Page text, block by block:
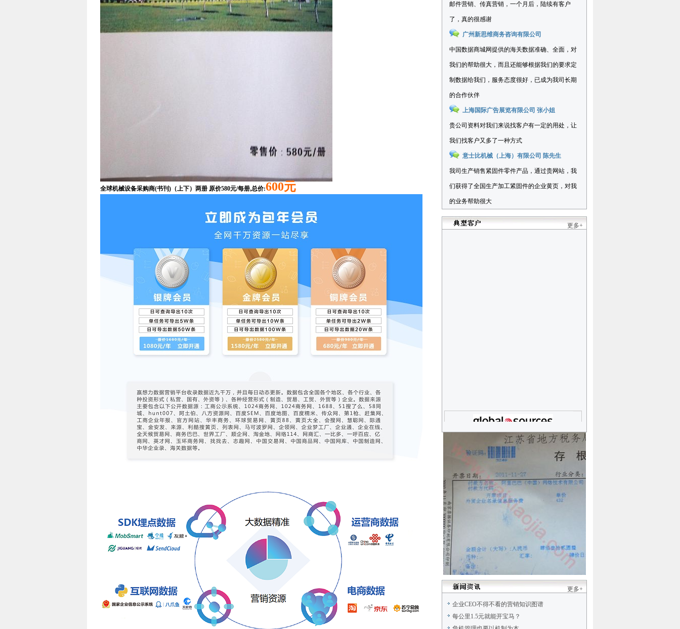
邮件营销、传真营销，一个月后，陆续有客户
了，真的很感谢
广州新思维商务咨询有限公司
中国数据商城网提供的海关数据准确、全面，对
我们的帮助很大，而且还能够根据我们的要求定
制数据给我们，服务态度很好，已成为我司长期
的合作伙伴
上海国际广告展览有限公司 张小姐
贵公司资料对我们来说找客户有一定的用处，让
我们找客户又多了一种方式
意士比机械（上海）有限公司 陈先生
我司生产销售紧固件零件产品，通过贵网站，我
们获得了全国生产加工紧固件的企业黄页，对我
的业务帮助很大
更多+
更多+
企业CEO不得不看的营销知识图谱
每公里1.5元就能开宝马？
全球机械设备采购商(书刊)（上下）两册 原价580元/每册,总价:600元